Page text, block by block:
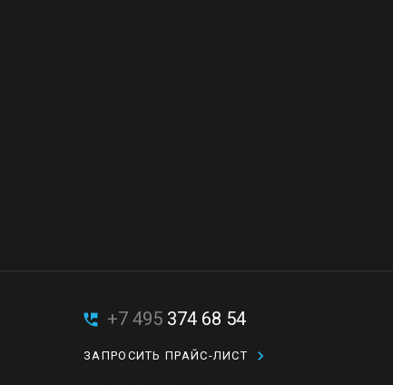
+7 495 374 68 54
ЗАПРОСИТЬ ПРАЙС-ЛИСТ